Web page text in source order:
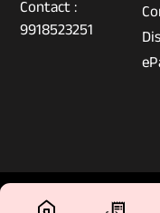
Contact :
9918523251
© 2026